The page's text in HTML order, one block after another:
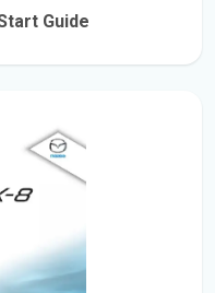
Guide